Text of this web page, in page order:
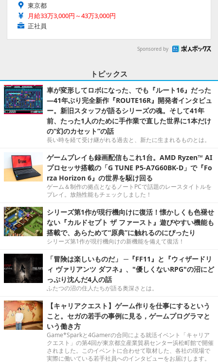
東京都
月給33万3,000円～43万3,000円
正社員
Sponsored by
トピックス
車が変形してロボになった、でも『ルート16』だった
―41年ぶり完全新作『ROUTE16R』開発者インタビュ
ー。新旧スタッフが語るシリーズの魂。そして41年
前、たった1人のために手作業で直した世界に1本だけ
の“幻のカセット”の話
長い時を経て受け継がれる過去と、新たに生まれるものとは。
ゲームプレイも録画配信もこれ1台。AMD Ryzen™ AI
プロセッサ搭載の「G TUNE P5-A7G60BK-D」で『Fo
rza Horizon 6』の世界を駆け回る
ゲーム＆制作の拠点となるノートPCで話題のレースタイトルを
プレイ。放熱性能もチェックしました！
シリーズ第1作が現行機向けに復活！懐かしくも色褪せ
ない『カルドセプト ザ ファースト』遊びやすい機能も
搭載で、あらためて“原典”に触れるのにぴったり
シリーズ第1作が現行機向けの新機能を備えて復活！
「冒険は楽しいものだ」 ─『FF11』と『ウィザードリ
ィ ヴァリアンツ ダフネ』、"優しくないRPG"の沼にど
っぷり沈んだ4人の話
ふたつの沼の住人たちが語る奥深さとは。
【キャリアクエスト】ゲーム作りを仕事にするという
こと。セガの若手の事例に見る，ゲームプログラマと
いう働き方
Game*Sparkと4Gamerの合同による就活イベント「キャリア
クエスト」の第4回が東京都立産業貿易センター浜松町館で開催
されました。このイベントに合わせて取材した、各社の現場で
実際に働いている若手社員へのインタビューをお届けします。